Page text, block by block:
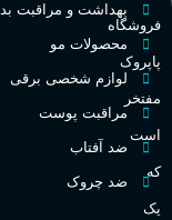
غلظت
اکسترکت دو پرفیوم
گروه بویایی
فروشگاه
پاپروک
مفتخر
است
که
یک
بهداشت و مراقبت
محصولات مو
لوازم شخصی برقی
مراقبت پوست
ضد آفتاب
ضد چروک